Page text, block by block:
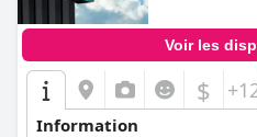
Voir les
$
Information